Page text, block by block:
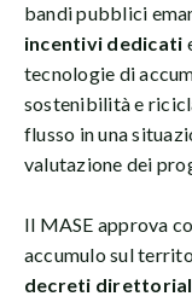
bandi pubblici
incentivi dedicati
tecnologie di
sostenibilità e
flusso in una
valutazione dei
Il MASE approva
accumulo sul
decreti